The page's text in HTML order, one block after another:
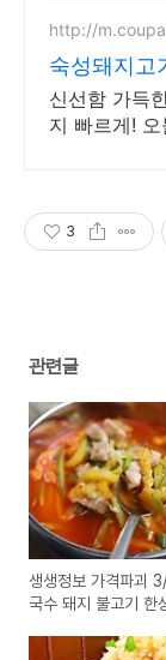
http://
숙성돼지고
신선함 가득
지 빠르게!
3
관련글
생생정보 가격파괴
국수 돼지 불고기 한상